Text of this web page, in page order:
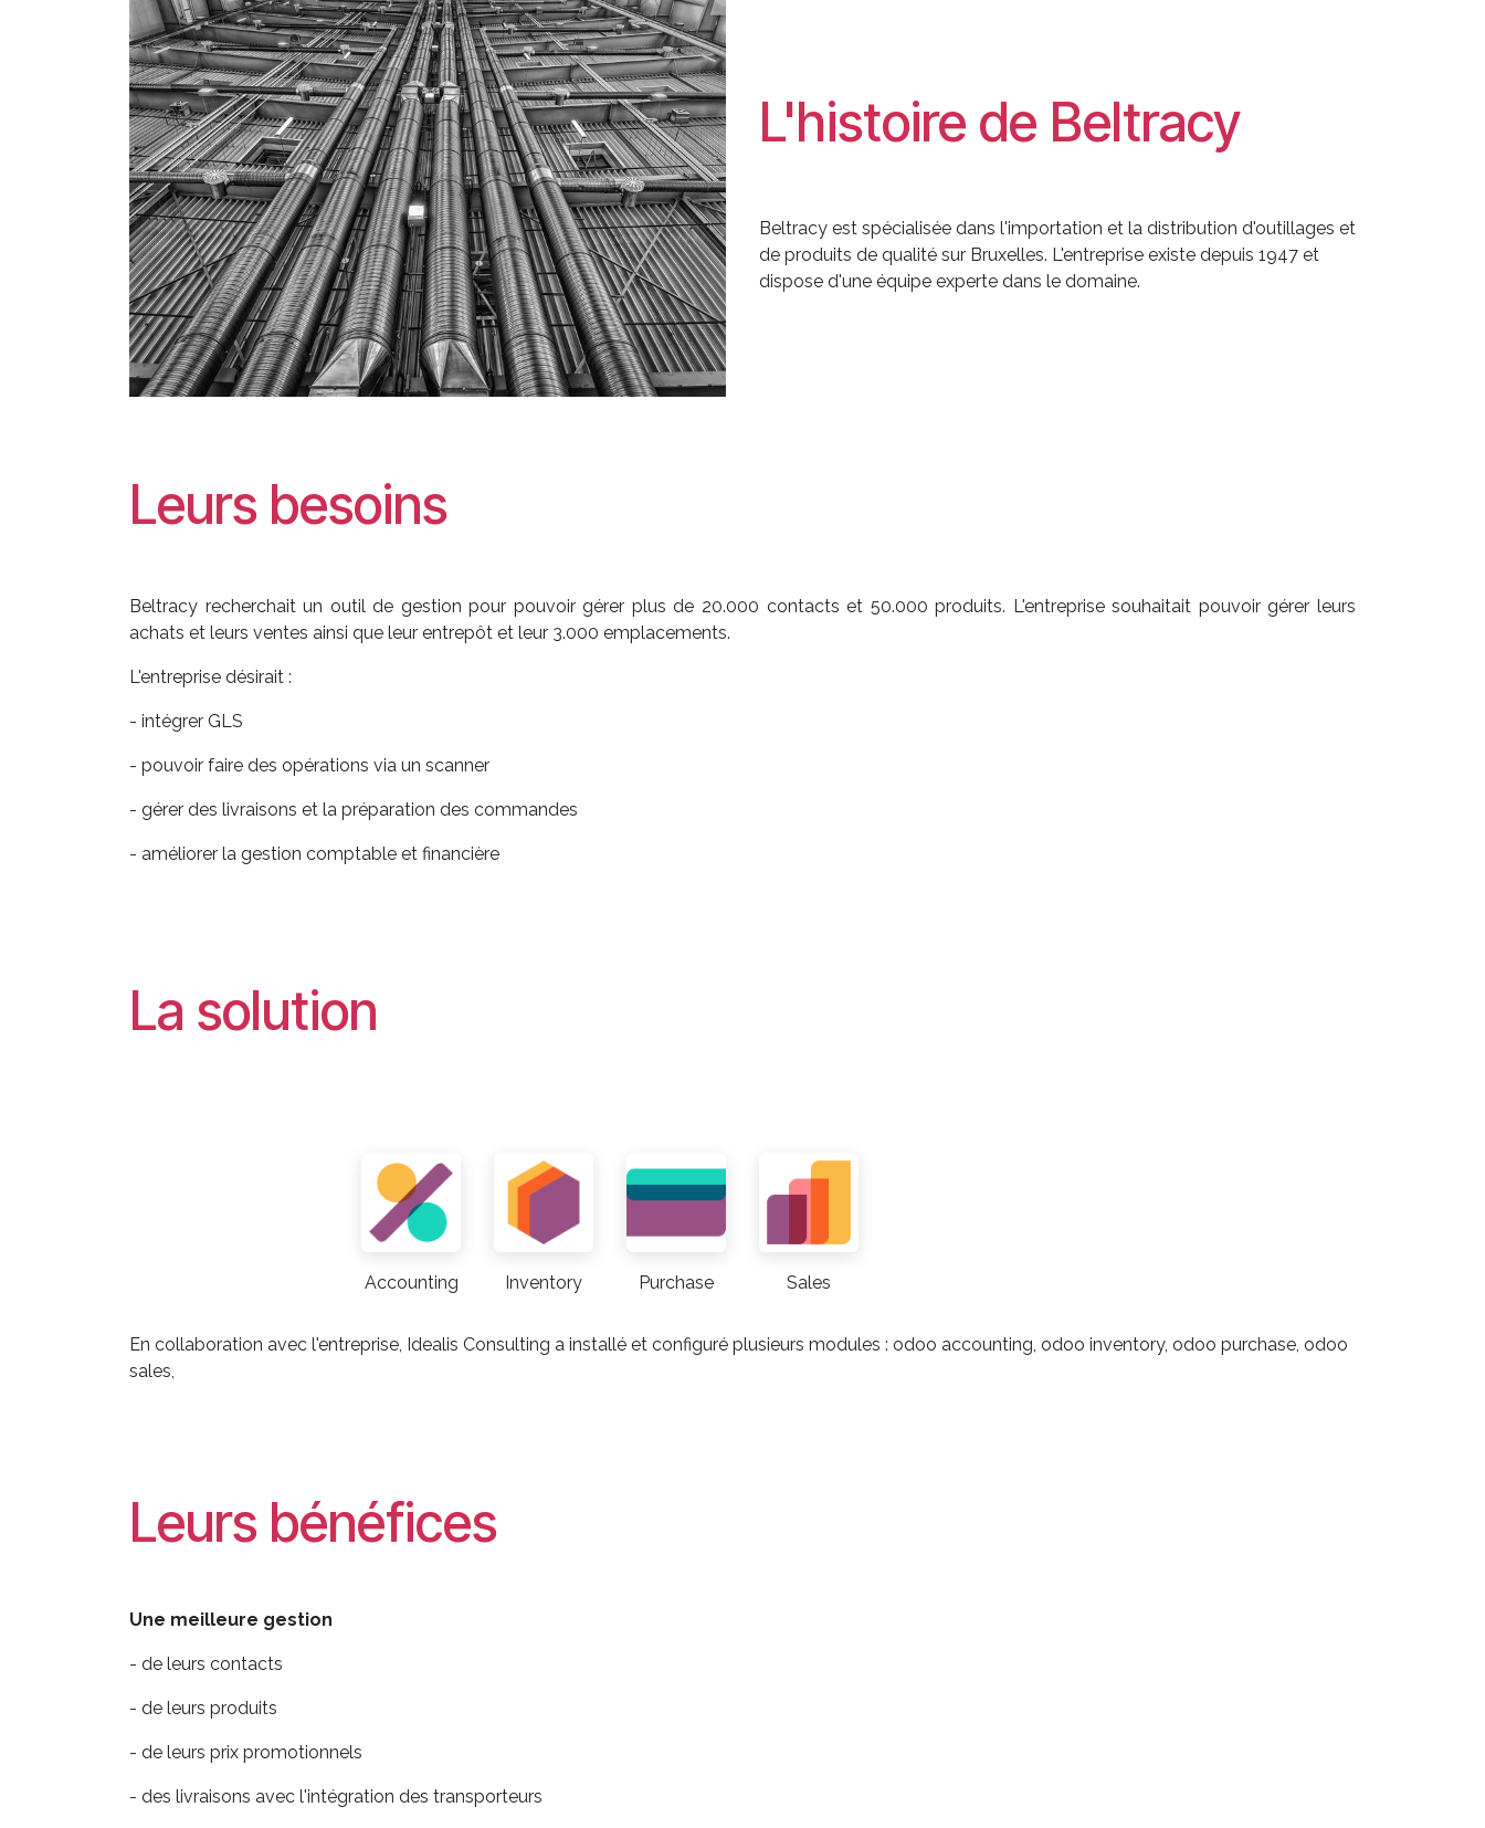
L'histoire de Beltracy
Beltracy est spécialisée dans l'importation et la distribution d'outillages et
de produits de qualité sur Bruxelles. L'entreprise existe depuis 1947 et
dispose d'une équipe experte dans le domaine.
Leurs besoins
Beltracy recherchait un outil de gestion pour pouvoir gérer plus de 20.000 contacts et 50.000 produits. L'entreprise souhaitait pouvoir gérer leurs
achats et leurs ventes ainsi que leur entrepôt et leur 3.000 emplacements.
L'entreprise désirait :
- intégrer GLS
- pouvoir faire des opérations via un scanner
- gérer des livraisons et la préparation des commandes
- améliorer la gestion comptable et financière
La solution
Accounting Inventory Purchase Sales
En collaboration avec l'entreprise, Idealis Consulting a installé et configuré plusieurs modules : odoo accounting, odoo inventory, odoo purchase, odoo
sales,
Leurs bénéfices
Une meilleure gestion
- de leurs contacts
- de leurs produits
- de leurs prix promotionnels
- des livraisons avec l'intégration des transporteurs